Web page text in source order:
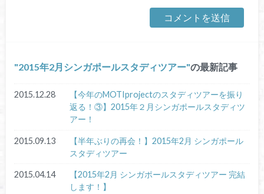
2015年2月シンガポールスタディツアー の最新記事
2015.12.28
【今年のMOTIprojectのスタディツアーを振り
返る！③】2015年２月シンガポールスタディツ
アー！
2015.09.13
【半年ぶりの再会！】2015年2月 シンガポール
スタディツアー
2015.04.14
【2015年2月 シンガポールスタディツアー 完結
します！】